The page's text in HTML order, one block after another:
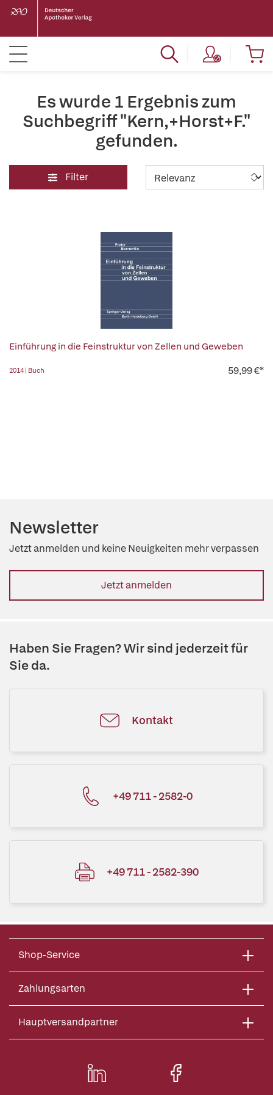
Es wurde 1 Ergebnis zum
Suchbegriff "Kern,+Horst+F."
gefunden.
Filter
Einführung in die Feinstruktur von Zellen und Geweben
2014 | Buch 59,99 €*
Newsletter
Jetzt anmelden und keine Neuigkeiten mehr verpassen
Jetzt anmelden
Haben Sie Fragen? Wir sind jederzeit für
Sie da.
Kontakt
+49 711 - 2582-0
+49 711 - 2582-390
Shop-Service
Zahlungsarten
Hauptversandpartner